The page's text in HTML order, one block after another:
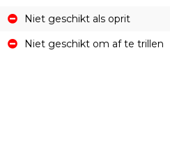
Niet geschikt als oprit
Niet geschikt om af te trillen